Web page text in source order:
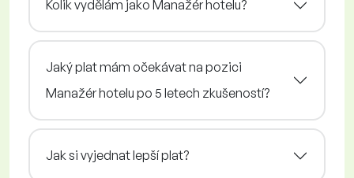
Kolik vydělám jako Manažér hotelu?
Jaký plat mám očekávat na pozici
Manažér hotelu po 5 letech zkušeností?
Jak si vyjednat lepší plat?